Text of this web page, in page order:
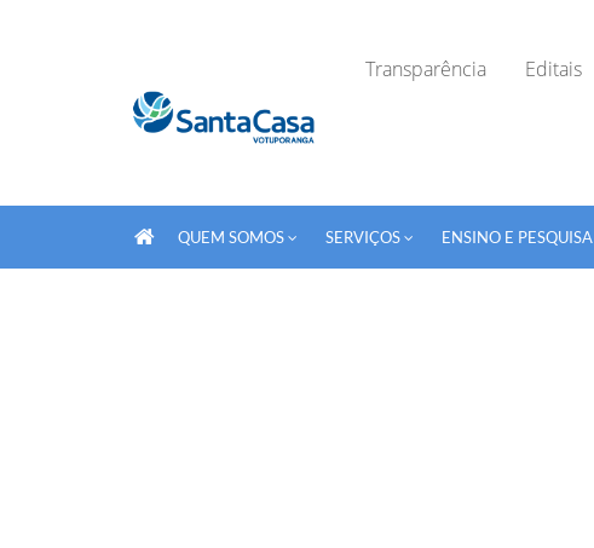
Transparência Editais
QUEM SOMOS SERVIÇOS ENSINO E PESQUISA